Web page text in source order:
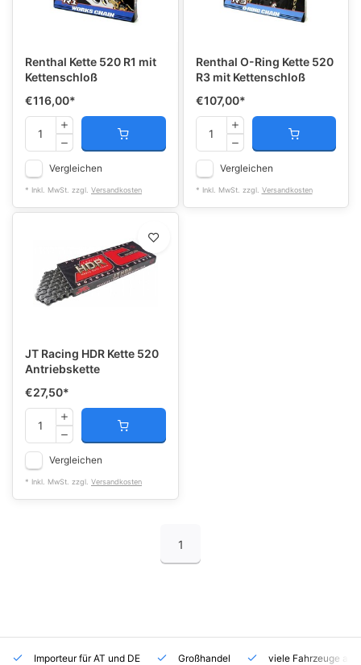
Renthal Kette 520 R1 mit
Kettenschloß
€116,00*
Vergleichen
* Inkl. MwSt. zzgl. Versandkosten
Renthal O-Ring Kette 520
R3 mit Kettenschloß
€107,00*
Vergleichen
* Inkl. MwSt. zzgl. Versandkosten
JT Racing HDR Kette 520
Antriebskette
€27,50*
Vergleichen
* Inkl. MwSt. zzgl. Versandkosten
1
Importeur für AT und DE Großhandel viele Fahrzeuge auf